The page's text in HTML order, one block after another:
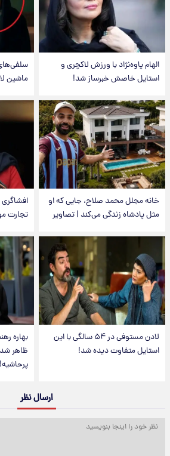
الهام پاوه‌نژاد با ورزش لاکچری و
استایل خاصش خبرساز شد!
ماشین
خانه مجلل محمد صلاح، جایی که او
مثل پادشاه زندگی می‌کند | تصاویر
تجارت
لادن مستوفی در ۵۴ سالگی با این
استایل متفاوت دیده شد!
بهاره
ظاهر
پرحاشیه!
ارسال نظر